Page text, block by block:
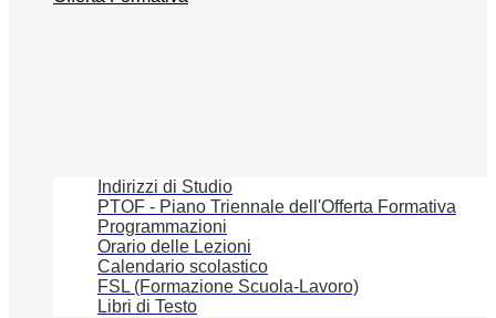
Indirizzi di Studio
PTOF - Piano Triennale dell'Offerta Formativa
Programmazioni
Orario delle Lezioni
Calendario scolastico
FSL (Formazione Scuola-Lavoro)
Libri di Testo